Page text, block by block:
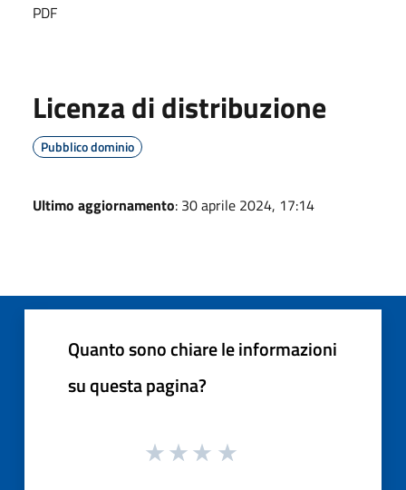
PDF
Licenza di distribuzione
Pubblico dominio
Ultimo aggiornamento: 30 aprile 2024, 17:14
Quanto sono chiare le informazioni
su questa pagina?